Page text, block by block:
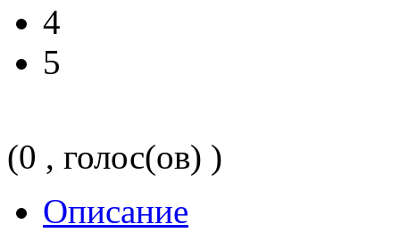
4
5
(0 , голос(ов) )
Описание